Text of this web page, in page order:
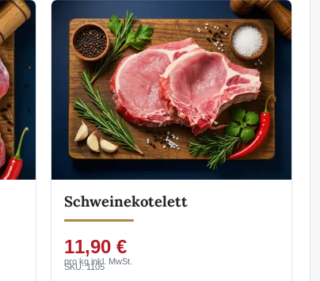
Schweinekotelett
11,90 €
pro kg inkl. MwSt.
SKU: 1105